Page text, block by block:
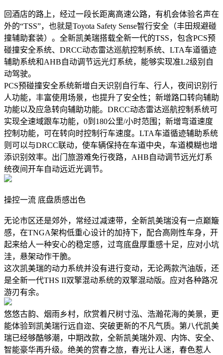
回酒店的路上，经过一段长距离高速公路，有机会体验名声在
外的“TSS”，也就是Toyota Safety Sense智行安全（丰田规避碰
撞辅助套装）。全新凯美瑞搭载全新一代的TSS，包含PCS预
碰撞安全系统、DRCC动态雷达巡航控制系统、LTA车道循迹
辅助系统和AHB自动调节远光灯系统，能够实现准L2级别自
动驾驶。
PCS预碰撞安全系统新增白天识别自行车、行人，夜间识别行
人功能，丰富使用场景，也提升了安全性；新增路口转向辅助
功能以及应急转向辅助功能。DRCC动态雷达巡航控制系统可
实现全速域跟车功能，0到180公里/小时范围；新增弯道速度
控制功能，可在转向时控制行车速度。LTA车道循迹辅助系统
则可以与DRCC联动，使车辆保持在车道中央，车道模糊也增
添识别效率。出门旅游难免行夜路，AHB自动调节远光灯系
统夜间开车自动远近光调节。
操控一流 底盘质感出色
无论市区还是郊外，常经过减速带，全新凯美瑞没有一点巅簸
感，在TNGA架构低重心设计的加持下，配合高刚性车身，开
起来给人一种安心的稳定感，过弯底盘厚重感十足，应对小坑
洼，悬架动作干脆。
这次凯美瑞的动力系统并没有进行变动，无论两款汽油版，还
是全新一代THS II双擎混动系统的双擎混动版。应对各种路况
游刃有余。
悠悠古韵、烟雨乡村，欣赏着尺树寸泓、浩瀚花海的美景，更
能体验到凯美瑞行远自迩、突破更新的不凡气质。第八代凯美
瑞已经够酷够潮，中期改款，全新凯美瑞外观、内饰、安全、
智能豪华再升级。绝美的赏春之旅，春光让人迷，春色惹人